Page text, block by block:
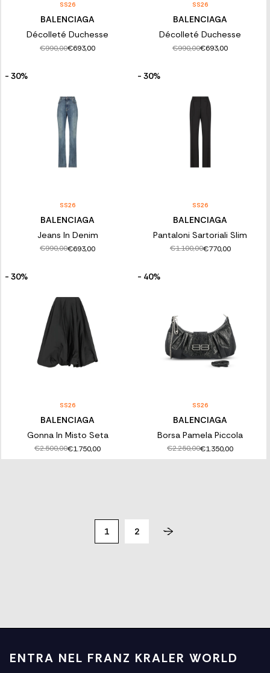
SS26
BALENCIAGA
Décolleté Duchesse
€990,00€693,00
SS26
BALENCIAGA
Décolleté Duchesse
€990,00€693,00
- 30%
SS26
BALENCIAGA
Jeans In Denim
€990,00€693,00
- 30%
SS26
BALENCIAGA
Pantaloni Sartoriali Slim
€1.100,00€770,00
- 30%
SS26
BALENCIAGA
Gonna In Misto Seta
€2.500,00€1.750,00
- 40%
SS26
BALENCIAGA
Borsa Pamela Piccola
€2.250,00€1.350,00
1 2
ENTRA NEL FRANZ KRALER WORLD